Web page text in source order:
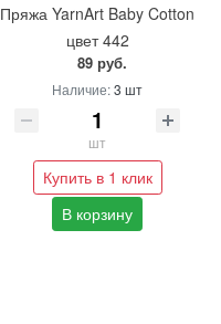
Пряжа YarnArt Baby Cotton
цвет 442
89 руб.
Наличие:3 шт
шт
Купить в 1 клик
В корзину